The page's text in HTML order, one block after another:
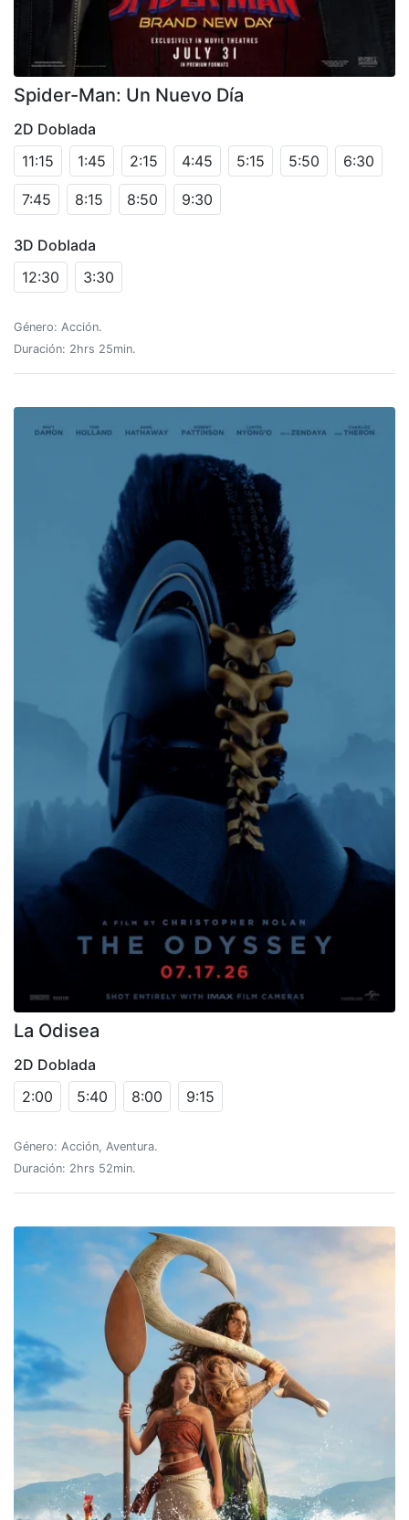
Spider-Man: Un Nuevo Día
2D Doblada
11:15
1:45 2:15 4:45 5:15 5:50 6:30
7:45 8:15 8:50 9:30
3D Doblada
12:30
3:30
Género: Acción.
Duración: 2hrs 25min.
La Odisea
2D Doblada
2:00
5:40 8:00 9:15
Género: Acción, Aventura.
Duración: 2hrs 52min.